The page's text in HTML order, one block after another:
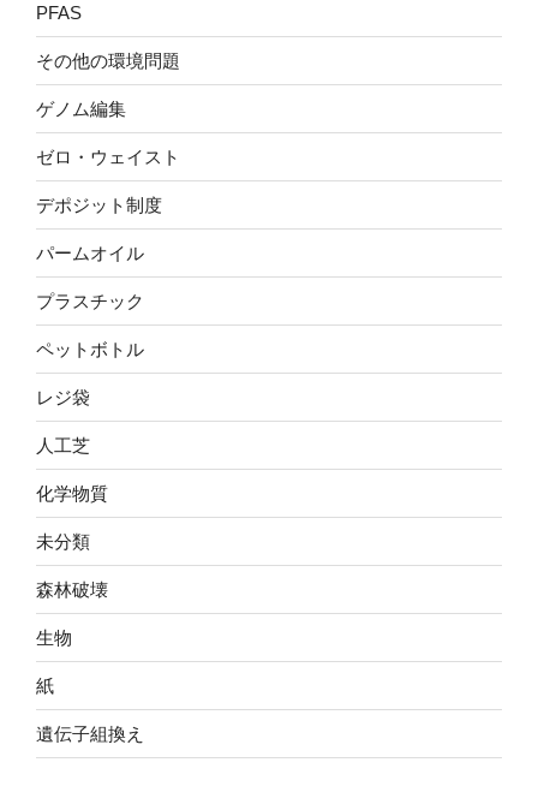
PFAS
その他の環境問題
ゲノム編集
ゼロ・ウェイスト
デポジット制度
パームオイル
プラスチック
ペットボトル
レジ袋
人工芝
化学物質
未分類
森林破壊
生物
紙
遺伝子組換え